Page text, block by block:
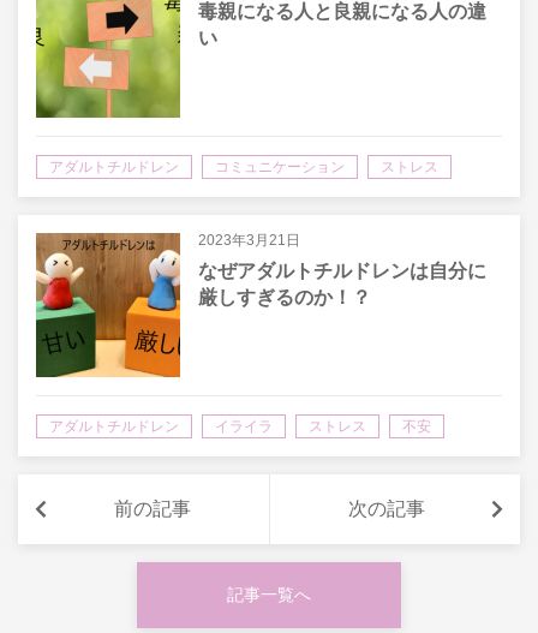
毒親になる人と良親になる人の違
い
アダルトチルドレン コミュニケーション ストレス
2023年3月21日
なぜアダルトチルドレンは自分に
厳しすぎるのか！？
アダルトチルドレン イライラ ストレス 不安
前の記事 次の記事
記事一覧へ